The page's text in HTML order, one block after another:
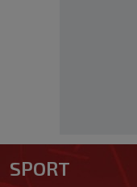
SPORT